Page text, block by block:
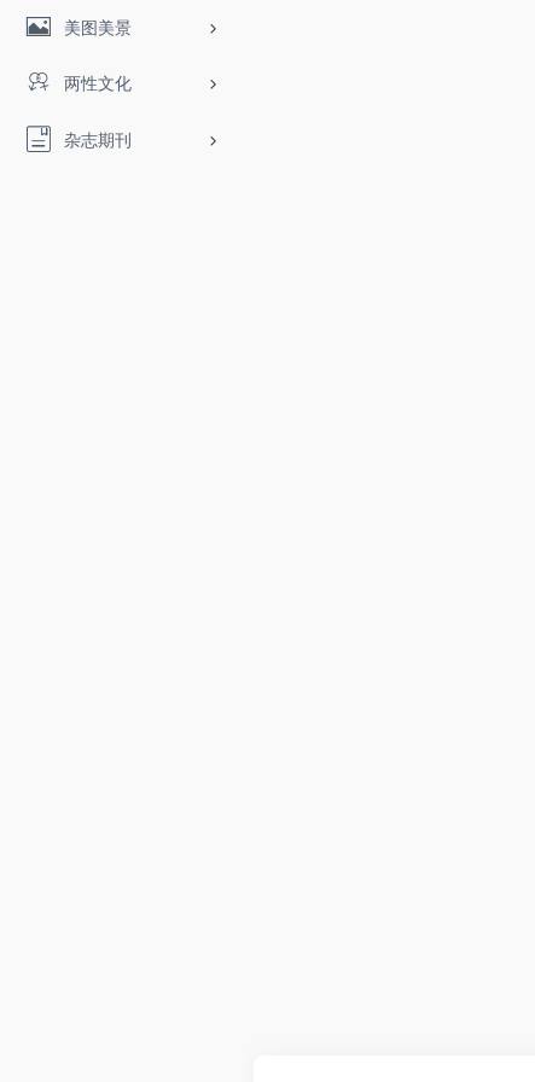
美图美景
两性文化
杂志期刊